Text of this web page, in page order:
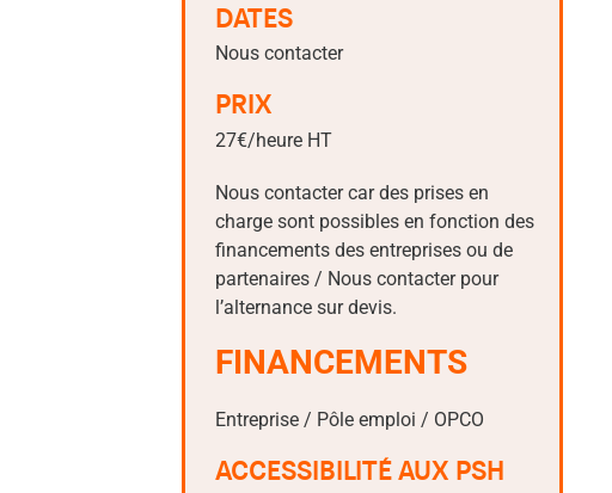
DATES
Nous contacter
PRIX
27€/heure HT
Nous contacter car des prises en
charge sont possibles en fonction des
financements des entreprises ou de
partenaires / Nous contacter pour
l’alternance sur devis.
FINANCEMENTS
Entreprise / Pôle emploi / OPCO
ACCESSIBILITÉ AUX PSH